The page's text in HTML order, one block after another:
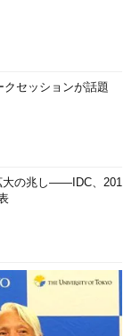
クセッションが話題
大の兆し――IDC、201